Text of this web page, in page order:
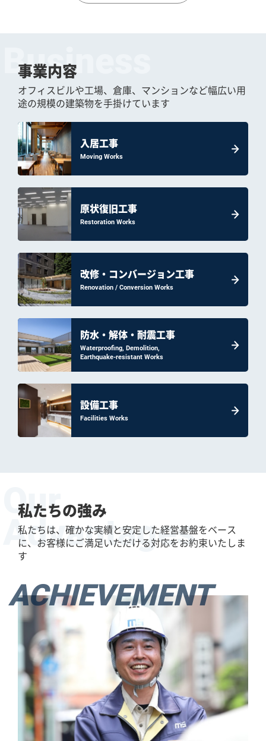
Business
事業内容
オフィスビルや工場、倉庫、マンションなど幅広い用
途の規模の建築物を手掛けています
入居工事
Moving Works
原状復旧工事
Restoration Works
改修・コンバージョン工事
Renovation / Conversion Works
防水・解体・耐震工事
Waterproofing, Demolition,
Earthquake-resistant Works
設備工事
Facilities Works
Our
Advantages
私たちの強み
私たちは、確かな実績と安定した経営基盤をベース
に、お客様にご満足いただける対応をお約束いたしま
す
ACHIEVEMENT